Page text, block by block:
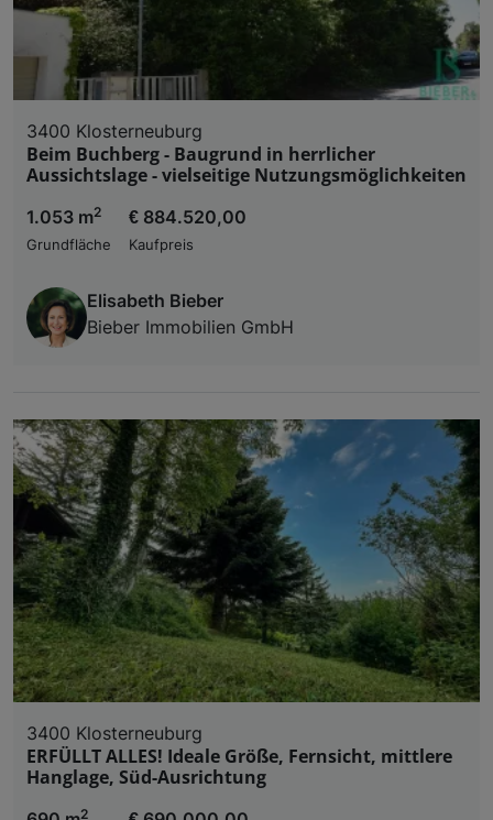
3400 Klosterneuburg
Beim Buchberg - Baugrund in herrlicher
Aussichtslage - vielseitige Nutzungsmöglichkeiten
1.053 m2
Grundfläche
€ 884.520,00
Kaufpreis
Elisabeth Bieber
Bieber Immobilien GmbH
3400 Klosterneuburg
ERFÜLLT ALLES! Ideale Größe, Fernsicht, mittlere
Hanglage, Süd-Ausrichtung
2